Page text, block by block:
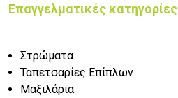
Επαγγελματικές κατηγορίες
Στρώματα
Ταπετσαρίες Επίπλων
Μαξιλάρια